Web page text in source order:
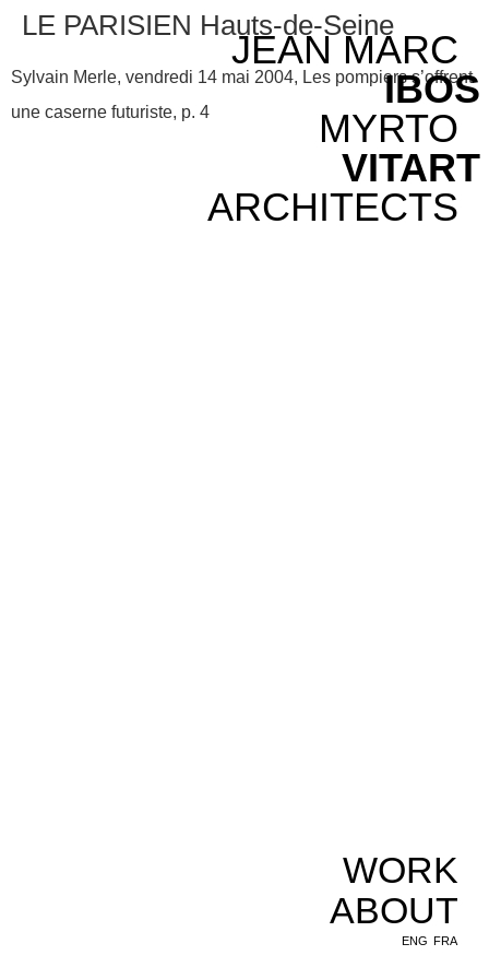
JEAN MARC
IBOS
MYRTO
VITART
ARCHITECTS
WORK
ABOUT
ENG FRA
LE PARISIEN Hauts-de-Seine
Sylvain Merle, vendredi 14 mai 2004, Les pompiers s’offrent
une caserne futuriste, p. 4